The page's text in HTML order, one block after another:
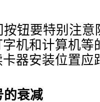
钮要特别注
机和计算机等
器安装位置应
的衰减